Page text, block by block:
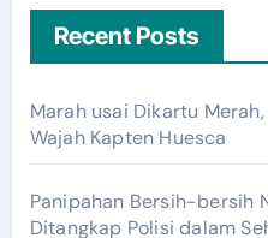
Recent Posts
Marah usai Dikartu
Wajah Kapten Huesca
Panipahan Bersih-bersih
Ditangkap Polisi dalam